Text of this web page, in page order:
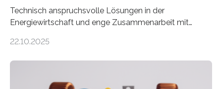
Technisch anspruchsvolle Lösungen in der
Energiewirtschaft und enge Zusammenarbeit mit
neuen EU-geförderten Transfer-Projekte zu
Energietechnologien werden vom Europäischen
22.10.2025